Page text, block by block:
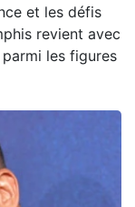
et les défis
revient avec
les figures